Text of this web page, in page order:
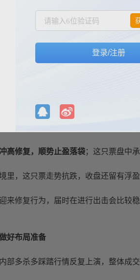
转；游资溢价评估法，提前算清次日收
市场本质！
干货，从基础到进阶吃透主线逻辑；2
规律。昨天复盘就明确跟大家说明，
须主动缩减出手次数、压低持仓仓位
金无力承接，全天走势一路走弱，收
高修复，顺势止盈落袋；这只票盘中
里，这只票走势抗跌，收盘还留有浮盈
来修复行为，届时在进行出击会比较稳
好布局准备
部多杀多踩踏行情反复上演，整体成
登录/注册